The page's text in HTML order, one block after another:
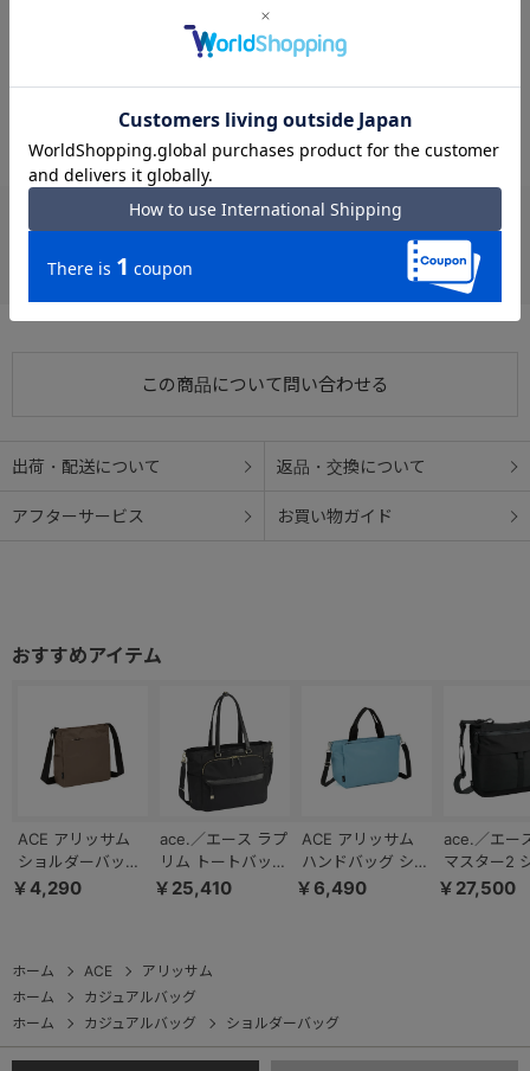
お支払い方法
クレジットカード
この商品について問い合わせる
出荷・配送について 返品・交換について
アフターサービス お買い物ガイド
#カジュアルバッグ ナイロン生地
#カジュアルバッグ アリッサム #シンプル ナイロン生地
#ナイロン生地 ショルダーバッグ
ACE アリッサム
ショルダーバッグ
17690
￥4,290
ace.／エース ラプ
リム トートバッグ
レディースビジネ
￥25,410
ACE アリッサム
ハンドバッグ ショ
ルダー 17696
￥6,490
ace.／エー
マスター2
ダーバッグ
￥27,500
ホーム ACE
アリッサム
ホーム
カジュアルバッグ
ホーム
カジュアルバッグ ショルダーバッグ